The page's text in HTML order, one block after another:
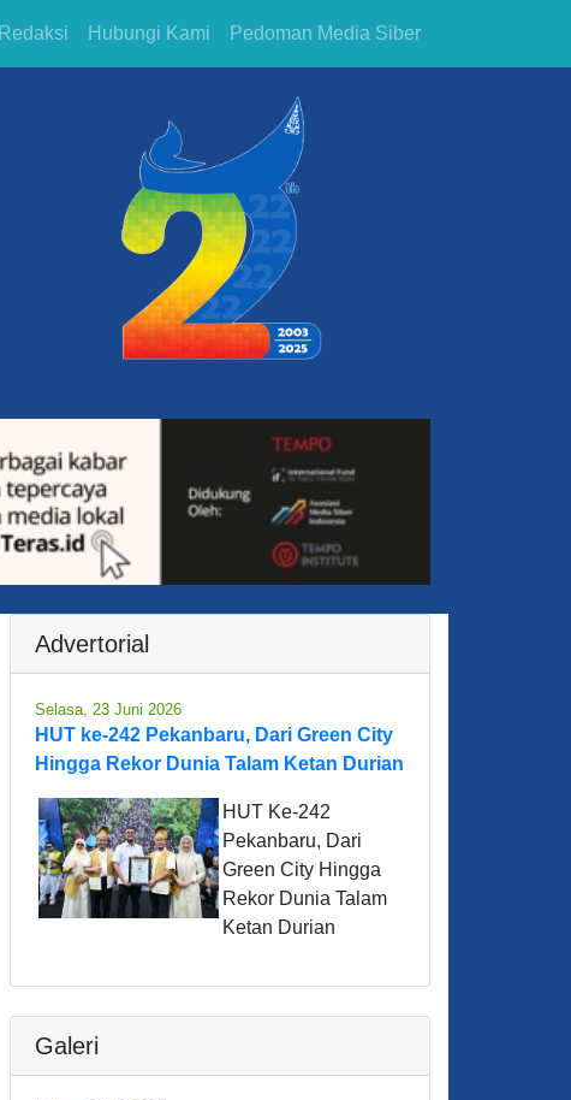
Redaksi Hubungi Kami Pedoman Media Siber
Advertorial
Selasa, 23 Juni 2026
HUT ke-242 Pekanbaru, Dari Green City
Hingga Rekor Dunia Talam Ketan Durian
HUT Ke-242
Pekanbaru, Dari
Green City Hingga
Rekor Dunia Talam
Ketan Durian
Galeri